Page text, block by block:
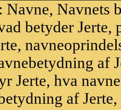
Navne, Navnets
betyder
af
Jerte, hva
af